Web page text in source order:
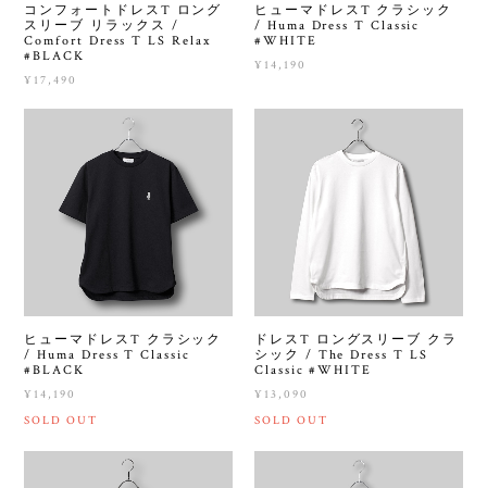
コンフォートドレスT ロング
スリーブ リラックス /
Comfort Dress T LS Relax
#BLACK
¥17,490
ヒューマドレスT クラシック
/ Huma Dress T Classic
#WHITE
¥14,190
ヒューマドレスT クラシック
/ Huma Dress T Classic
#BLACK
¥14,190
SOLD OUT
ドレスT ロングスリーブ クラ
シック / The Dress T LS
Classic #WHITE
¥13,090
SOLD OUT